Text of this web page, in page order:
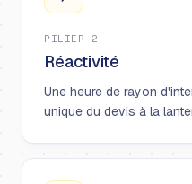
PILIER 2
Réactivité
Une heure de rayon
unique du devis à la